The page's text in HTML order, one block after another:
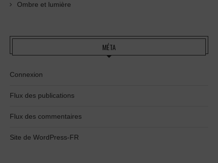
Ombre et lumière
MÉTA
Connexion
Flux des publications
Flux des commentaires
Site de WordPress-FR